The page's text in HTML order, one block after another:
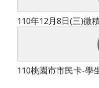
110年12月8日(三)微
110桃園市市民卡-學